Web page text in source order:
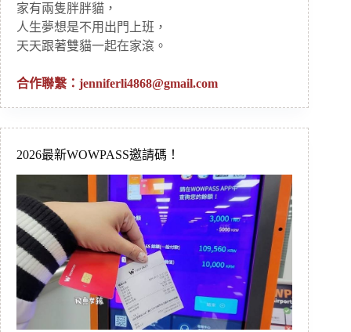
家有兩隻胖胖貓，
人生夢想是不用出門上班，
天天跟著雙貓一起在家滾。
合作聯繫： jenniferli4868@gmail.com
2026最新WOWPASS邀請碼！